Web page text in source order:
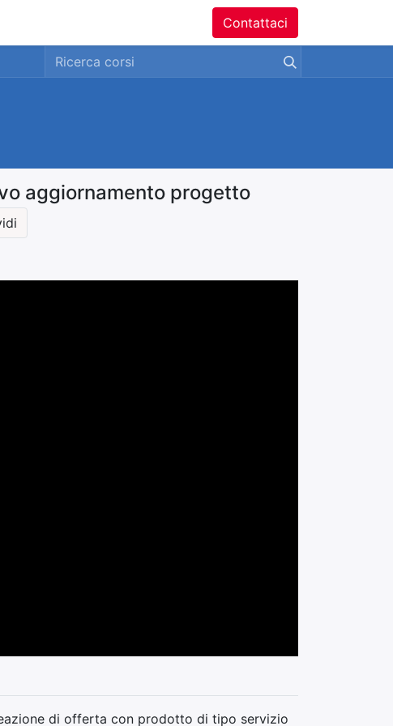
Contattaci
aggiornamento progetto
di offerta con prodotto di tipo servizio